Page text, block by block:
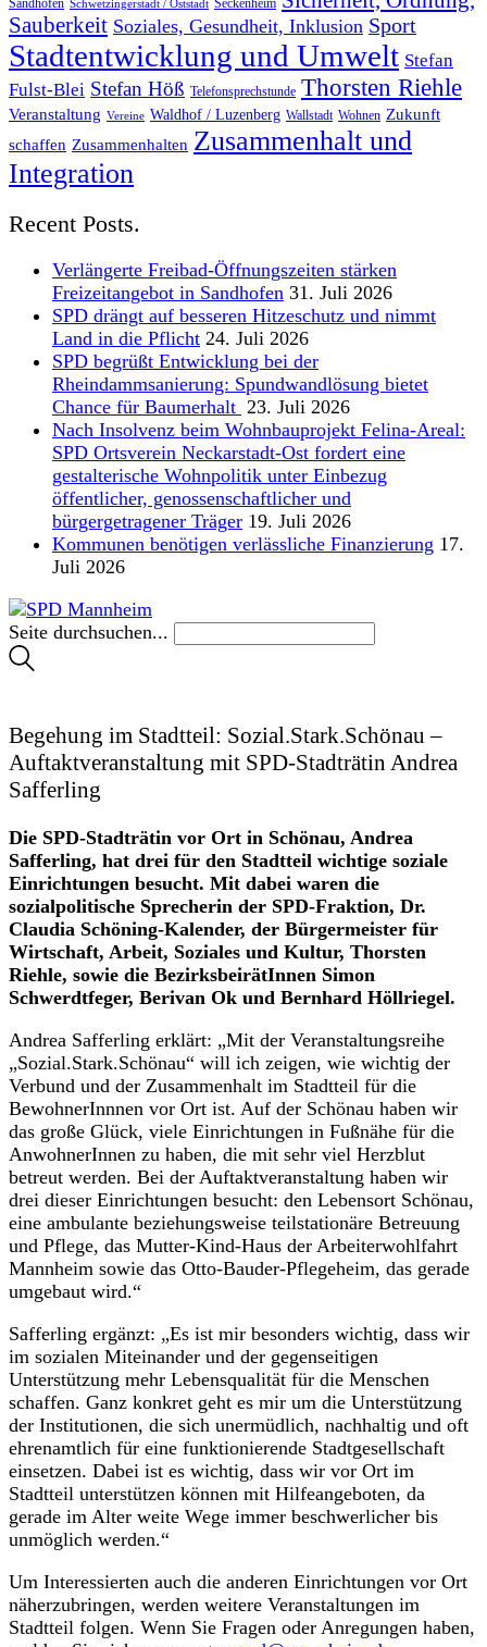
Sandhofen Schwetzingerstadt / Oststadt Seckenheim
Sauberkeit Soziales, Gesundheit, Inklusion Sport
Stadtentwicklung und Umwelt Stefan
Fulst-Blei Stefan Höß Telefonsprechstunde Thorsten Riehle
Veranstaltung Vereine Waldhof / Luzenberg Wallstadt Wohnen Zukunft
schaffen Zusammenhalten Zusammenhalt und
Integration
Recent Posts.
Verlängerte Freibad-Öffnungszeiten stärken
Freizeitangebot in Sandhofen 31. Juli 2026
SPD drängt auf besseren Hitzeschutz und nimmt
Land in die Pflicht 24. Juli 2026
SPD begrüßt Entwicklung bei der
Rheindammsanierung: Spundwandlösung bietet
Chance für Baumerhalt 23. Juli 2026
Nach Insolvenz beim Wohnbauprojekt Felina-Areal:
SPD Ortsverein Neckarstadt-Ost fordert eine
gestalterische Wohnpolitik unter Einbezug
öffentlicher, genossenschaftlicher und
bürgergetragener Träger 19. Juli 2026
Kommunen benötigen verlässliche Finanzierung 17.
Juli 2026
Seite durchsuchen...
Begehung im Stadtteil: Sozial.Stark.Schönau –
Auftaktveranstaltung mit SPD-Stadträtin Andrea
Safferling
Die SPD-Stadträtin vor Ort in Schönau, Andrea
Safferling, hat drei für den Stadtteil wichtige soziale
Einrichtungen besucht. Mit dabei waren die
sozialpolitische Sprecherin der SPD-Fraktion, Dr.
Claudia Schöning-Kalender, der Bürgermeister für
Wirtschaft, Arbeit, Soziales und Kultur, Thorsten
Riehle, sowie die BezirksbeirätInnen Simon
Schwerdtfeger, Berivan Ok und Bernhard Höllriegel.
Andrea Safferling erklärt: „Mit der Veranstaltungsreihe
„Sozial.Stark.Schönau“ will ich zeigen, wie wichtig der
Verbund und der Zusammenhalt im Stadtteil für die
BewohnerInnnen vor Ort ist. Auf der Schönau haben wir
das große Glück, viele Einrichtungen in Fußnähe für die
AnwohnerInnen zu haben, die mit sehr viel Herzblut
betreut werden. Bei der Auftaktveranstaltung haben wir
drei dieser Einrichtungen besucht: den Lebensort Schönau,
eine ambulante beziehungsweise teilstationäre Betreuung
und Pflege, das Mutter-Kind-Haus der Arbeiterwohlfahrt
Mannheim sowie das Otto-Bauder-Pflegeheim, das gerade
umgebaut wird.“
Safferling ergänzt: „Es ist mir besonders wichtig, dass wir
im sozialen Miteinander und der gegenseitigen
Unterstützung mehr Lebensqualität für die Menschen
schaffen. Ganz konkret geht es mir um die Unterstützung
der Institutionen, die sich unermüdlich, nachhaltig und oft
ehrenamtlich für eine funktionierende Stadtgesellschaft
einsetzen. Dabei ist es wichtig, dass wir vor Ort im
Stadtteil unterstützen können mit Hilfeangeboten, da
gerade im Alter weite Wege immer beschwerlicher bis
unmöglich werden.“
Um Interessierten auch die anderen Einrichtungen vor Ort
näherzubringen, werden weitere Veranstaltungen im
Stadtteil folgen. Wenn Sie Fragen oder Anregungen haben,